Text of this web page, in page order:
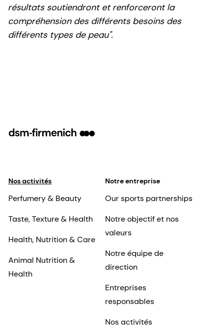
résultats soutiendront et renforceront la
compréhension des différents besoins des
différents types de peau".
Nos activités
Perfumery & Beauty
Taste, Texture & Health
Health, Nutrition & Care
Animal Nutrition &
Health
Notre entreprise
Our sports partnerships
Notre objectif et nos
valeurs
Notre équipe de
direction
Entreprises
responsables
Nos activités